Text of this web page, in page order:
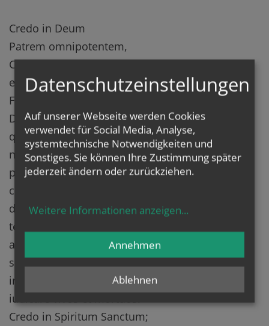
Credo in Deum
Patrem omnipotentem,
Creatorem cæli et terræ,
et in Iesum Christum,
Filium Eius unicum,
Dominum nostrum,
qui conceptus est de Spiritu Sancto,
natus ex Maria Virgine,
passus sub Pontio Pilato,
crucifixus, mortuus, et sepultus,
descendit ad inferos,
tertia die resurrexit a mortuis,
ascendit ad cælos,
sedet ad dexteram Patris omnipotentis,
inde venturus est
iudicare vivos et mortuos.
Credo in Spiritum Sanctum;
Datenschutzeinstellungen
Auf unserer Webseite werden Cookies
verwendet für Social Media, Analyse,
systemtechnische Notwendigkeiten und
Sonstiges. Sie können Ihre Zustimmung später
jederzeit ändern oder zurückziehen.
Weitere Informationen anzeigen...
Ablehnen
Annehmen